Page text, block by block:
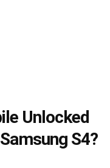
Unlocked
S4?